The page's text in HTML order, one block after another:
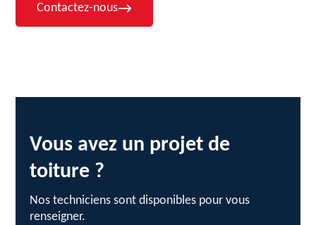
Contactez-nous
Vous avez un projet de
toiture ?
Nos techniciens sont disponibles pour vous
renseigner.